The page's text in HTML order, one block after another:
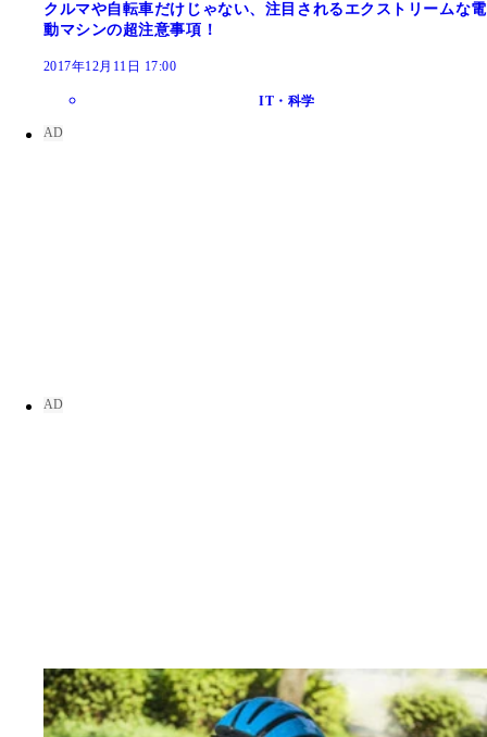
クルマや自転車だけじゃない、注目されるエクストリームな電
動マシンの超注意事項！
2017年12月11日 17:00
IT・科学